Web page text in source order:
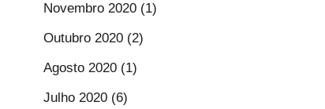
Novembro 2020 (1)
Outubro 2020 (2)
Agosto 2020 (1)
Julho 2020 (6)